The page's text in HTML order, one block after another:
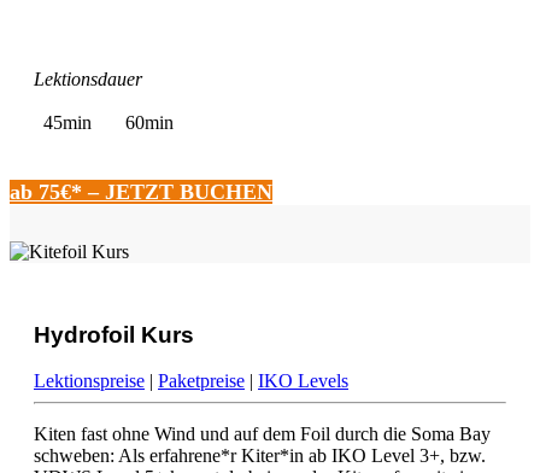
Lektionsdauer
45min 60min
ab 75€* – JETZT BUCHEN
Hydrofoil Kurs
Lektionspreise | Paketpreise | IKO Levels
Kiten fast ohne Wind und auf dem Foil durch die Soma Bay
schweben: Als erfahrene*r Kiter*in ab IKO Level 3+, bzw.